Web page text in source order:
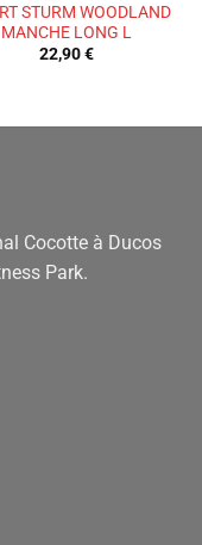
STURM WOODLAND
MANCHE LONG L
22,90€
Cocotte à Ducos
Park.